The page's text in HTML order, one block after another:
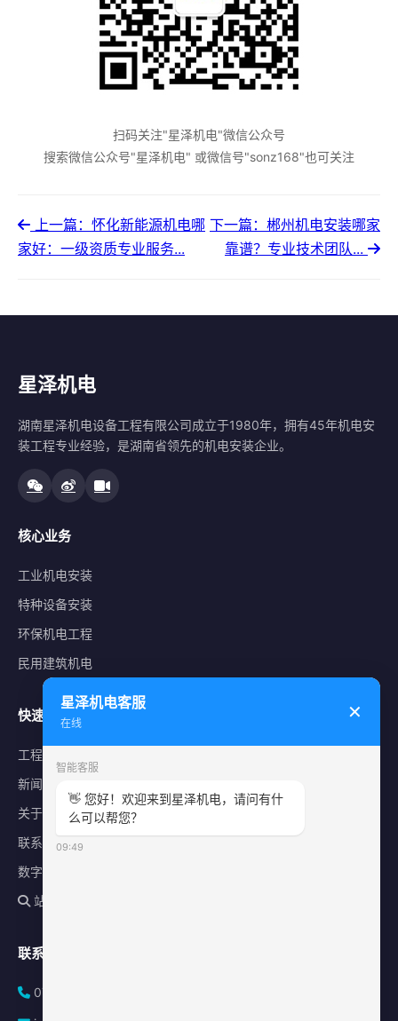
扫码关注"星泽机电"微信公众号
搜索微信公众号"星泽机电" 或微信号"sonz168"也可关注
上一篇：怀化新能源机电哪
家好：一级资质专业服务...
下一篇：郴州机电安装哪家
靠谱？专业技术团队...
星泽机电
湖南星泽机电设备工程有限公司成立于1980年，拥有45年机电安
装工程专业经验，是湖南省领先的机电安装企业。
核心业务
工业机电安装
特种设备安装
环保机电工程
民用建筑机电
快速导航
工程案例
新闻中心
关于星泽
联系我们
数字化平台
站内搜索
联系方式
0731-84010225
星泽机电客服
在线
✕
智能客服
👋 您好！欢迎来到星泽机电，请问有什
么可以帮您？
09:49